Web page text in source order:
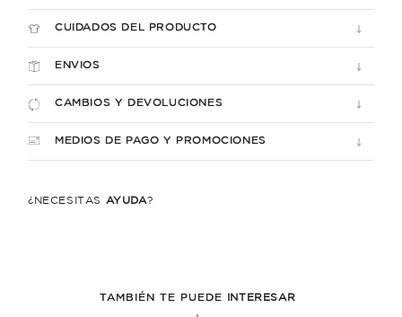
CUIDADOS DEL PRODUCTO
ENVIOS
CAMBIOS Y DEVOLUCIONES
MEDIOS DE PAGO Y PROMOCIONES
¿NECESITÁS AYUDA?
TAMBIÉN TE PUEDE
INTERESAR